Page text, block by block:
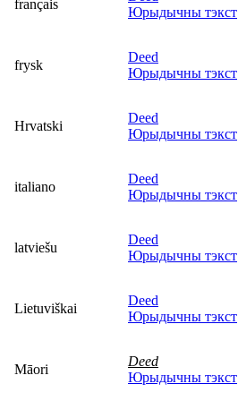
français
Юрыдычны тэкст
frysk
Deed
Юрыдычны тэкст
Hrvatski
Deed
Юрыдычны тэкст
italiano
Deed
Юрыдычны тэкст
latviešu
Deed
Юрыдычны тэкст
Lietuviškai
Deed
Юрыдычны тэкст
Māori
Deed
Юрыдычны тэкст